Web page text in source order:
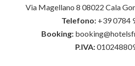
Via Magellano 8 08022 Cala
Telefono: +39 0784
Booking:
P.IVA: